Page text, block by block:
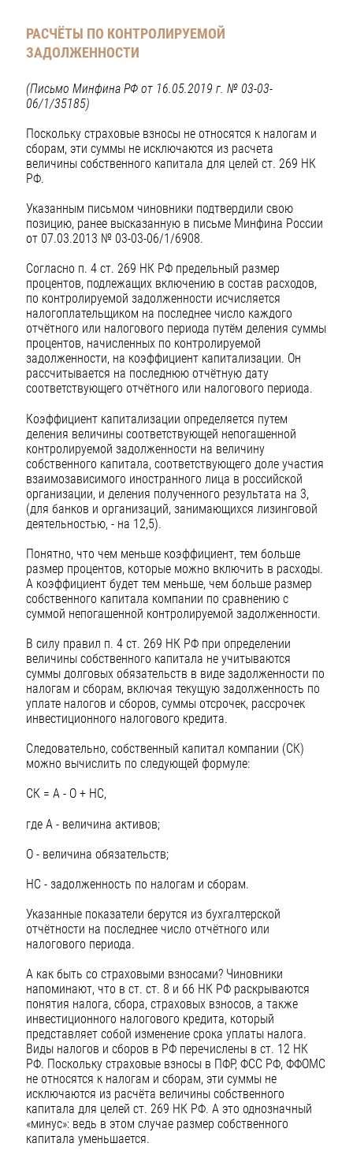
РАСЧЁТЫ ПО КОНТРОЛИРУЕМОЙ
ЗАДОЛЖЕННОСТИ
(Письмо Минфина РФ от 16.05.2019 г. № 03-03-
06/1/35185)
Поскольку страховые взносы не относятся к налогам и
сборам, эти суммы не исключаются из расчета
величины собственного капитала для целей ст. 269 НК
РФ.
Указанным письмом чиновники подтвердили свою
позицию, ранее высказанную в письме Минфина России
от 07.03.2013 № 03-03-06/1/6908.
Согласно п. 4 ст. 269 НК РФ предельный размер
процентов, подлежащих включению в состав расходов,
по контролируемой задолженности исчисляется
налогоплательщиком на последнее число каждого
отчётного или налогового периода путём деления суммы
процентов, начисленных по контролируемой
задолженности, на коэффициент капитализации. Он
рассчитывается на последнюю отчётную дату
соответствующего отчётного или налогового периода.
Коэффициент капитализации определяется путем
деления величины соответствующей непогашенной
контролируемой задолженности на величину
собственного капитала, соответствующего доле участия
взаимозависимого иностранного лица в российской
организации, и деления полученного результата на 3,
(для банков и организаций, занимающихся лизинговой
деятельностью, - на 12,5).
Понятно, что чем меньше коэффициент, тем больше
размер процентов, которые можно включить в расходы.
А коэффициент будет тем меньше, чем больше размер
собственного капитала компании по сравнению с
суммой непогашенной контролируемой задолженности.
В силу правил п. 4 ст. 269 НК РФ при определении
величины собственного капитала не учитываются
суммы долговых обязательств в виде задолженности по
налогам и сборам, включая текущую задолженность по
уплате налогов и сборов, суммы отсрочек, рассрочек
инвестиционного налогового кредита.
Следовательно, собственный капитал компании (СК)
можно вычислить по следующей формуле:
СК = А - О + НС,
где А - величина активов;
О - величина обязательств;
НС - задолженность по налогам и сборам.
Указанные показатели берутся из бухгалтерской
отчётности на последнее число отчётного или
налогового периода.
А как быть со страховыми взносами? Чиновники
напоминают, что в ст. ст. 8 и 66 НК РФ раскрываются
понятия налога, сбора, страховых взносов, а также
инвестиционного налогового кредита, который
представляет собой изменение срока уплаты налога.
Виды налогов и сборов в РФ перечислены в ст. 12 НК
РФ. Поскольку страховые взносы в ПФР, ФСС РФ, ФФОМС
не относятся к налогам и сборам, эти суммы не
исключаются из расчёта величины собственного
капитала для целей ст. 269 НК РФ. А это однозначный
«минус»: ведь в этом случае размер собственного
капитала уменьшается.